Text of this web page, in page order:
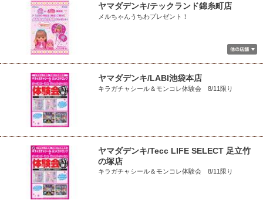
ヤマダデンキ/テックランド錦糸町店
メルちゃんうちわプレゼント！
ヤマダデンキ/LABI池袋本店
キラガチャシール＆モンコレ体験会 8/11限り
ヤマダデンキ/Tecc LIFE SELECT 足立竹
の塚店
キラガチャシール＆モンコレ体験会 8/11限り